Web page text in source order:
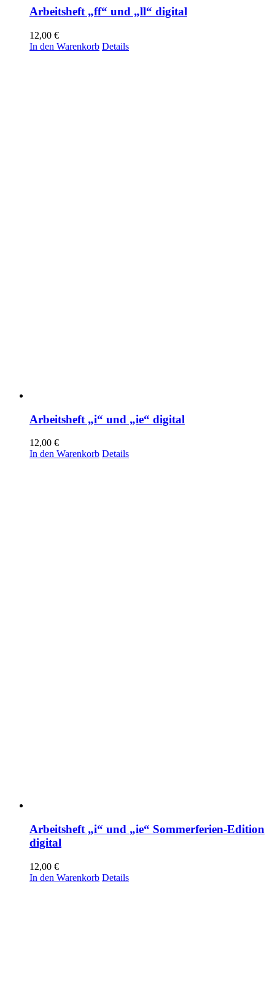
Arbeitsheft „ff“ und „ll“ digital
12,00 €
In den Warenkorb Details
Arbeitsheft „i“ und „ie“ digital
12,00 €
In den Warenkorb Details
Arbeitsheft „i“ und „ie“ Sommerferien-Edition
digital
12,00 €
In den Warenkorb Details